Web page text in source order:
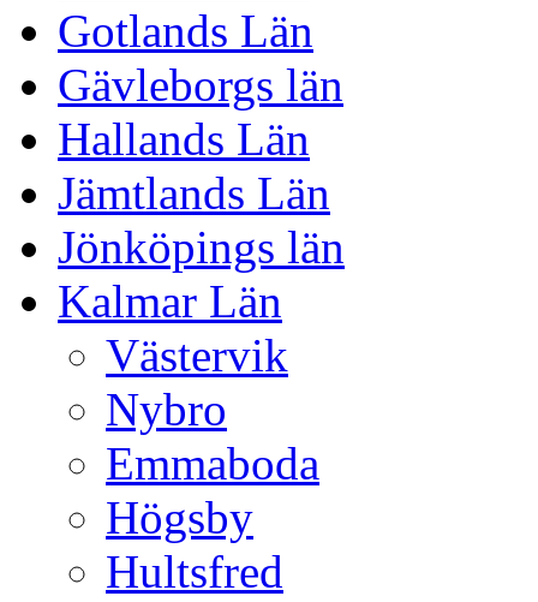
Gotlands Län
Gävleborgs län
Hallands Län
Jämtlands Län
Jönköpings län
Kalmar Län
Västervik
Nybro
Emmaboda
Högsby
Hultsfred